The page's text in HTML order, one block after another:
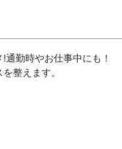
勤時やお仕事中にも！
整えます。